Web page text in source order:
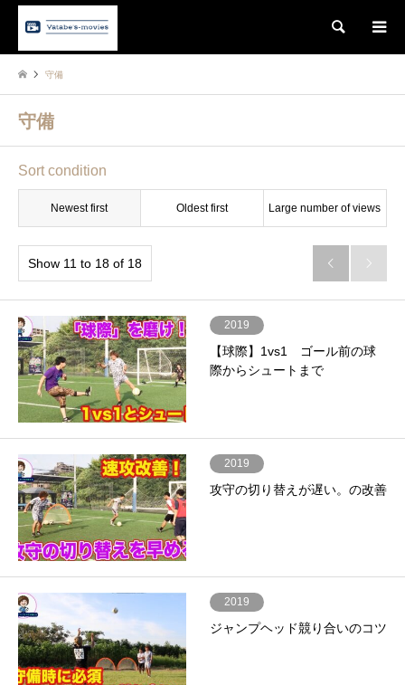
Search
守備
守備
Sort condition
Newest first Oldest first Large number of views
Show 11 to 18 of 18  
2019
【球際】1vs1 ゴール前の球
際からシュートまで
2019
攻守の切り替えが遅い。の改善
2019
ジャンプヘッド競り合いのコツ